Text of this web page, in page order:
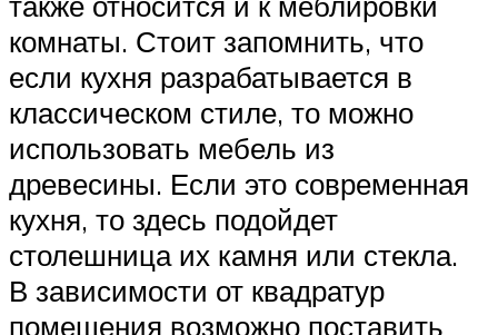
комнаты. Стоит запомнить, что
если кухня разрабатывается в
классическом стиле, то можно
использовать мебель из
древесины. Если это современная
кухня, то здесь подойдет
столешница их камня или стекла.
В зависимости от квадратур
помещения возможно поставить